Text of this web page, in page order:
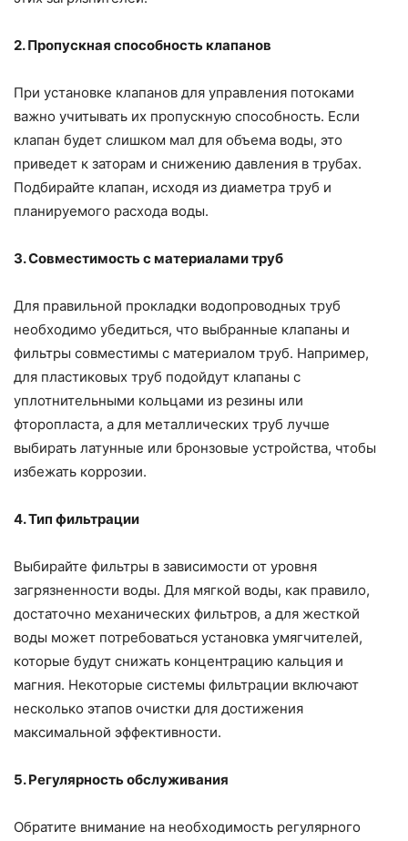
2. Пропускная способность клапанов
При установке клапанов для управления потоками
важно учитывать их пропускную способность. Если
клапан будет слишком мал для объема воды, это
приведет к заторам и снижению давления в трубах.
Подбирайте клапан, исходя из диаметра труб и
планируемого расхода воды.
3. Совместимость с материалами труб
Для правильной прокладки водопроводных труб
необходимо убедиться, что выбранные клапаны и
фильтры совместимы с материалом труб. Например,
для пластиковых труб подойдут клапаны с
уплотнительными кольцами из резины или
фторопласта, а для металлических труб лучше
выбирать латунные или бронзовые устройства, чтобы
избежать коррозии.
4. Тип фильтрации
Выбирайте фильтры в зависимости от уровня
загрязненности воды. Для мягкой воды, как правило,
достаточно механических фильтров, а для жесткой
воды может потребоваться установка умягчителей,
которые будут снижать концентрацию кальция и
магния. Некоторые системы фильтрации включают
несколько этапов очистки для достижения
максимальной эффективности.
5. Регулярность обслуживания
Обратите внимание на необходимость регулярного